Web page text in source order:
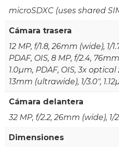
microSDXC (uses shared
Cámara trasera
12 MP, f/1.8, 26mm (wide), 1/
PDAF, OIS, 8 MP, f/2.4,
1.0µm, PDAF, OIS, 3x optical
13mm (ultrawide), 1/3.0",
Cámara delantera
32 MP, f/2.2, 26mm (wide), 1/
Dimensiones